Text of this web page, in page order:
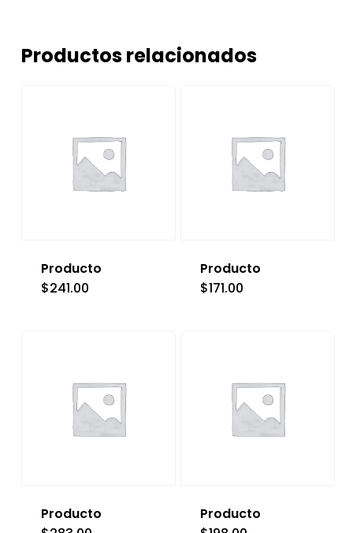
Productos relacionados
Producto
$241.00
Producto
$171.00
Producto
Producto